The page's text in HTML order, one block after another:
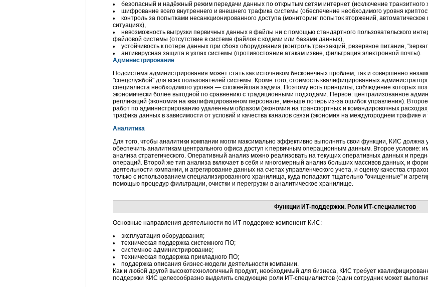
безопасный и надёжный режим передачи данных по открытым сетям интернет (исключение
шифрование всего внутреннего и внешнего трафика системы (обеспечение необходимого уровня
контроль за попытками несанкционированного доступа (мониторинг попыток вторжений,
ситуациях),
невозможность выгрузки первичных данных в файлы ни с помощью стандартного пользовательского
файловой системы (отсутствие в системе файлов с кодами или базами данных),
устойчивость к потере данных при сбоях оборудования (контроль транзакций, резервное питание,
антивирусная защита в узлах системы (противостояние атакам извне, фильтрация электронной почты).
Администрирование
Подсистема администрирования может стать как источником бесконечных проблем, так и совершенно
"спецслужбой" для всех пользователей системы. Кроме того, стоимость квалифицированных
специалиста необходимого уровня — сложнейшая задача. Поэтому есть принципы, соблюдение которых
экономически более выгодной по сравнению с традиционными подходами. Первое: централизованное
репликаций (экономия на квалифицированном персонале, меньше потерь из-за ошибок управления).
работ по администрированию удаленным образом (экономия на транспортных и командировочных
трафика данных в зависимости от условий и качества каналов связи (экономия на междугороднем трафике
Аналитика
Для того, чтобы аналитики компании могли максимально эффективно выполнять свои функции, КИС должна
обеспечить аналитикам центрального офиса доступ к первичным операционным данным. Второе условие:
анализа стратегического. Оперативный анализ можно реализовать на текущих оперативных данных и
операций. Второй же тип анализа включает в себя и многомерный анализ больших массивов данных, и
деятельности компании, и агрегирование данных на счетах управленческого учета, и оценку качества
только с использованием специализированного хранилища, куда попадают тщательно "очищенные" и
помощью процедур фильтрации, очистки и перегрузки в аналитическое хранилище.
Функции ИТ-поддержки. Роли ИТ-специалистов
Основные направления деятельности по ИТ-поддержке компонент КИС:
эксплуатация оборудования;
техническая поддержка системного ПО;
системное администрирование;
техническая поддержка прикладного ПО;
поддержка описания бизнес-модели деятельности компании.
Как и любой другой высокотехнологичный продукт, необходимый для бизнеса, КИС требует
поддержки КИС целесообразно выделить следующие роли ИТ-специалистов (один сотрудник может